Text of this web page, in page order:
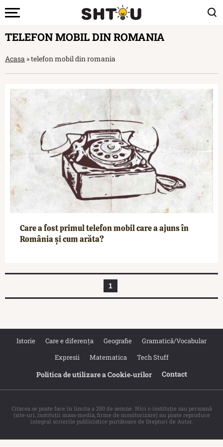
TELEFON MOBIL DIN ROMANIA
Acasa »telefon mobil din romania
Care a fost primul telefon mobil care a ajuns în
România și cum arăta?
1
Istorie Care e diferența Geografie
Gramatică/Vocabular
Expresii
Matematica Tech Stuff
Politica de utilizare a Cookie‐urilor Contact
Citarea se poate face în limita a 250 de semne. Nici o instituţie sau persoană
(site-uri, instituţii mass-media, firme de monitorizare) nu poate reproduce
integral scrierile publicistice purtătoare de Drepturi de Autor.